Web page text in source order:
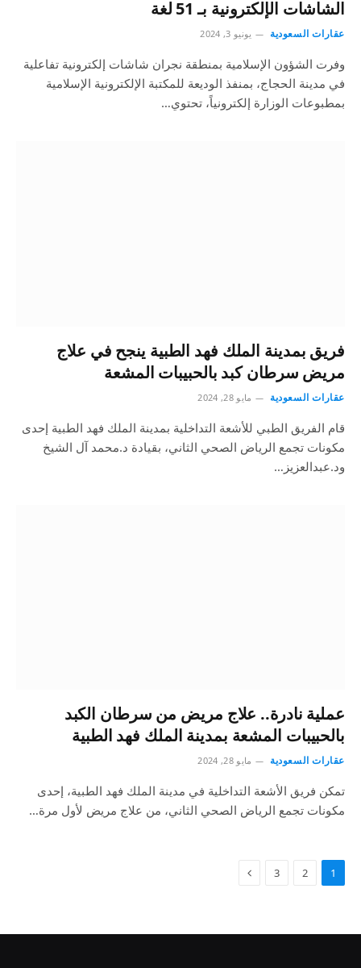
الشاشات الإلكترونية بـ 51 لغة
عقارات السعودية يونيو 3, 2024
وفرت الشؤون الإسلامية بمنطقة نجران شاشات إلكترونية تفاعلية
في مدينة الحجاج، بمنفذ الوديعة للمكتبة الإلكترونية الإسلامية
بمطبوعات الوزارة إلكترونياً، تحتوي…
فريق بمدينة الملك فهد الطبية ينجح في علاج
مريض سرطان كبد بالحبيبات المشعة
عقارات السعودية مايو 28, 2024
قام الفريق الطبي للأشعة التداخلية بمدينة الملك فهد الطبية إحدى
مكونات تجمع الرياض الصحي الثاني، بقيادة د.محمد آل الشيخ
ود.عبدالعزيز…
عملية نادرة.. علاج مريض من سرطان الكبد
بالحبيبات المشعة بمدينة الملك فهد الطبية
عقارات السعودية مايو 28, 2024
تمكن فريق الأشعة التداخلية في مدينة الملك فهد الطبية، إحدى
مكونات تجمع الرياض الصحي الثاني، من علاج مريض لأول مرة…
1
2
3